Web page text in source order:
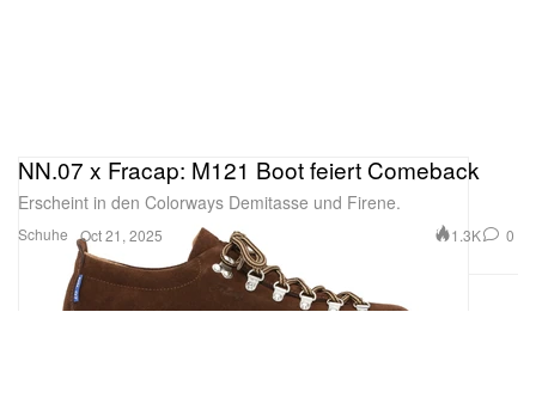
Schuhe
NN.07 x Fracap: M121 Boot feiert Comeback
Erscheint in den Colorways Demitasse und Firene.
Oct 21, 2025 1.3K 0